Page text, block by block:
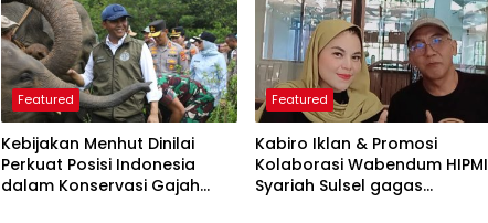
Featured
Kebijakan Menhut Dinilai
Perkuat Posisi Indonesia
dalam Konservasi Gajah
Featured
Kabiro Iklan & Promosi
Kolaborasi Wabendum HIPMI
Syariah Sulsel gagas